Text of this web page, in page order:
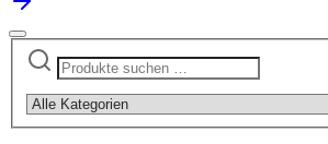
Suchen
nach:
category: